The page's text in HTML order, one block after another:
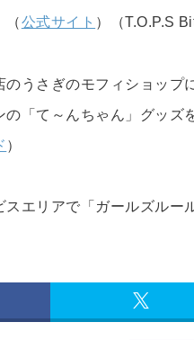
（公式サイト ）（T.O.P.S
のうさぎのモフィショップ
の「て～んちゃん」グッズ
）
スエリアで「ガールズルー